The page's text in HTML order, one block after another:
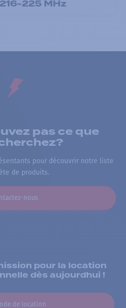
225 MHz
pas ce que
pour découvrir notre liste
de produits.
nous
pour la location
dès aujourdhui !
de location